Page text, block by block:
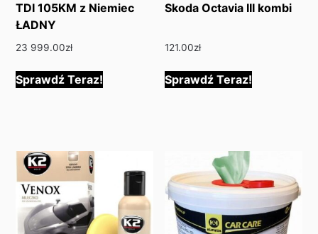
TDI 105KM z Niemiec
ŁADNY
23 999.00zł
Sprawdź Teraz!
Skoda Octavia III kombi
121.00zł
Sprawdź Teraz!